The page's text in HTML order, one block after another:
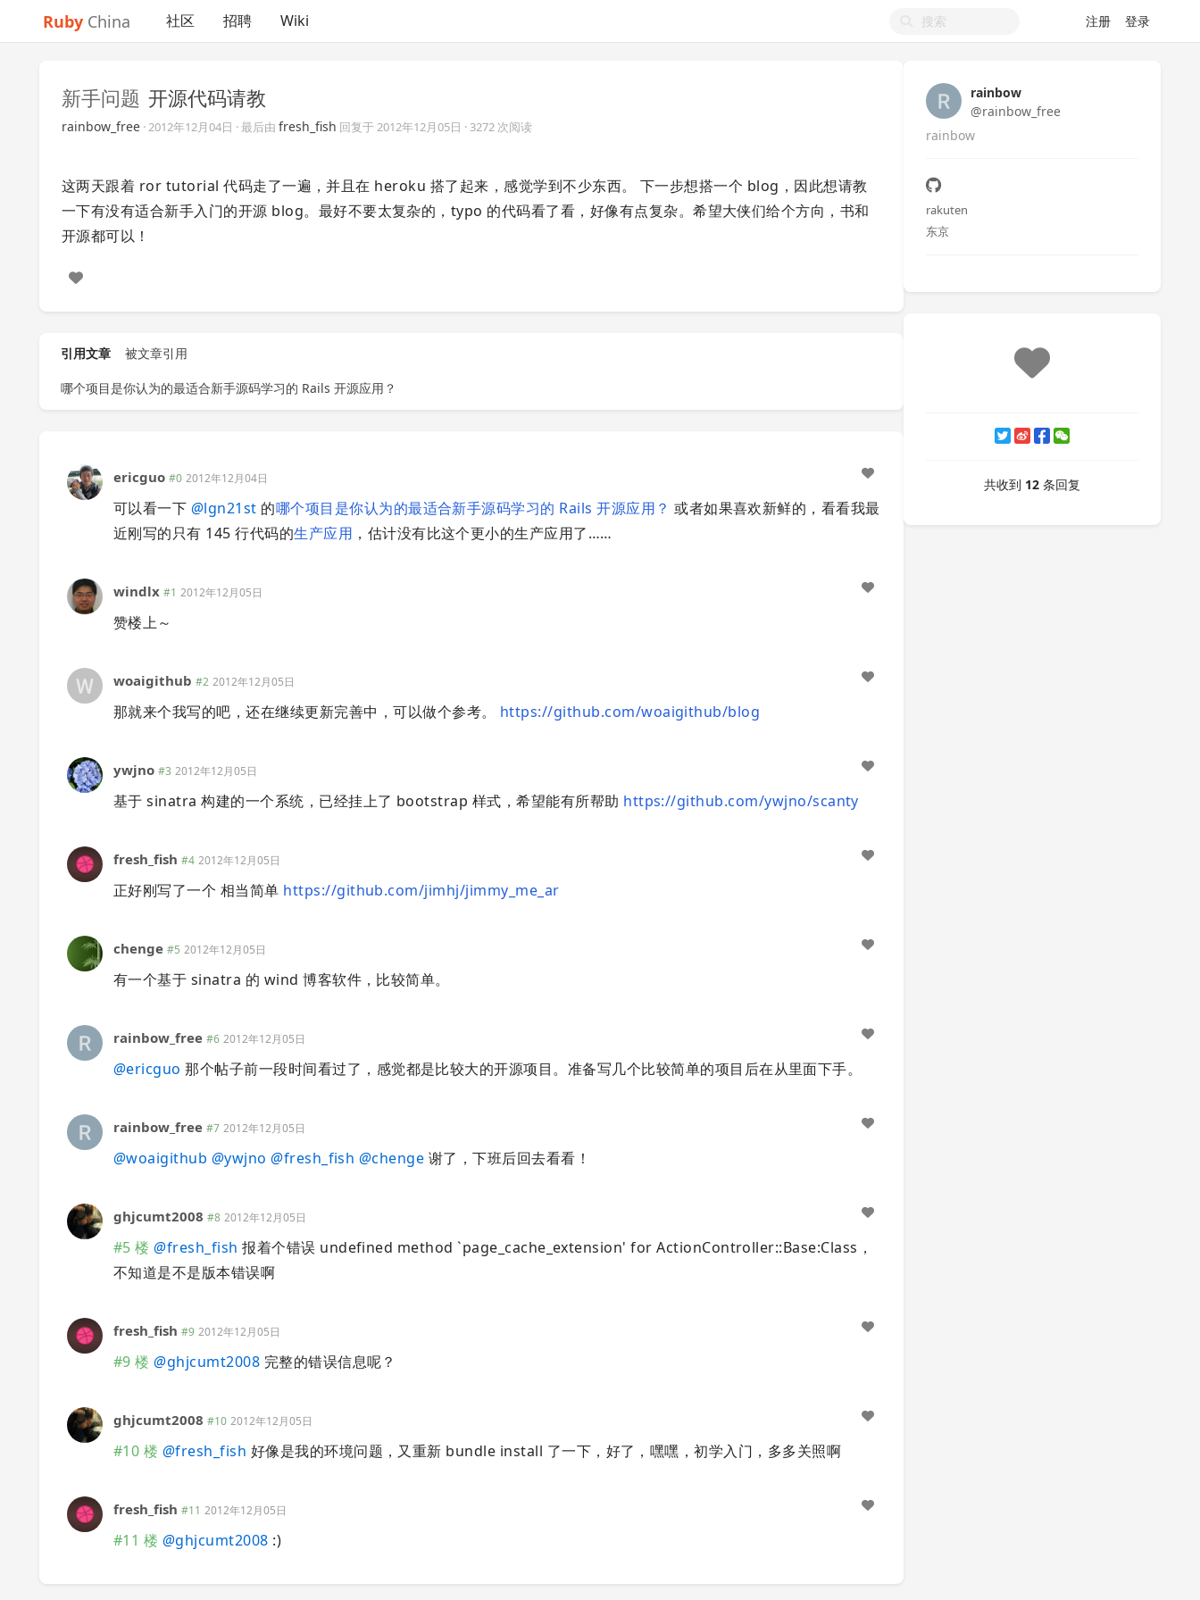
Ruby China 社区 招聘 Wiki 注册 登录
新手问题 开源代码请教
rainbow_free ·2012年12月04日 · 最后由 fresh_fish 回复于2012年12月05日 · 3272 次阅读
这两天跟着 ror tutorial 代码走了一遍，并且在 heroku 搭了起来，感觉学到不少东西。 下一步想搭一个 blog，因此想请教
一下有没有适合新手入门的开源 blog。最好不要太复杂的，typo 的代码看了看，好像有点复杂。希望大侠们给个方向，书和
开源都可以！
引用文章 被文章引用
哪个项目是你认为的最适合新手源码学习的 Rails 开源应用？
ericguo #0 2012年12月04日
可以看一下 @lgn21st 的哪个项目是你认为的最适合新手源码学习的 Rails 开源应用？ 或者如果喜欢新鲜的，看看我最
近刚写的只有 145 行代码的生产应用 ，估计没有比这个更小的生产应用了……
windlx #1 2012年12月05日
赞楼上～
woaigithub #2 2012年12月05日
那就来个我写的吧，还在继续更新完善中，可以做个参考。 https://github.com/woaigithub/blog
ywjno #3 2012年12月05日
基于 sinatra 构建的一个系统，已经挂上了 bootstrap 样式，希望能有所帮助 https://github.com/ywjno/scanty
fresh_fish #4 2012年12月05日
正好刚写了一个 相当简单 https://github.com/jimhj/jimmy_me_ar
chenge #5 2012年12月05日
有一个基于 sinatra 的 wind 博客软件，比较简单。
rainbow_free #6 2012年12月05日
@ericguo 那个帖子前一段时间看过了，感觉都是比较大的开源项目。准备写几个比较简单的项目后在从里面下手。
rainbow_free #7 2012年12月05日
@woaigithub @ywjno @fresh_fish @chenge 谢了，下班后回去看看！
ghjcumt2008 #8 2012年12月05日
#5 楼 @fresh_fish 报着个错误 undefined method `page_cache_extension' for ActionController::Base:Class，
不知道是不是版本错误啊
fresh_fish #9 2012年12月05日
#9 楼 @ghjcumt2008 完整的错误信息呢？
ghjcumt2008 #10 2012年12月05日
#10 楼 @fresh_fish 好像是我的环境问题，又重新 bundle install 了一下，好了，嘿嘿，初学入门，多多关照啊
fresh_fish #11 2012年12月05日
#11 楼 @ghjcumt2008 :)
rainbow
@rainbow_free
rainbow
rakuten
东京
共收到 12 条回复